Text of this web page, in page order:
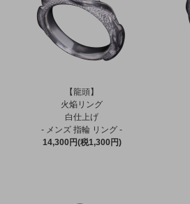
【龍頭】
火焔リング
白仕上げ
- メンズ 指輪 リング -
14,300円(税1,300円)